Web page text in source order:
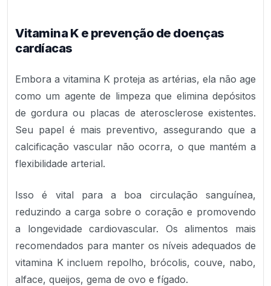
Vitamina K e prevenção de doenças
cardíacas
Embora a vitamina K proteja as artérias, ela não age
como um agente de limpeza que elimina depósitos
de gordura ou placas de aterosclerose existentes.
Seu papel é mais preventivo, assegurando que a
calcificação vascular não ocorra, o que mantém a
flexibilidade arterial.
Isso é vital para a boa circulação sanguínea,
reduzindo a carga sobre o coração e promovendo
a longevidade cardiovascular. Os alimentos mais
recomendados para manter os níveis adequados de
vitamina K incluem repolho, brócolis, couve, nabo,
alface, queijos, gema de ovo e fígado.